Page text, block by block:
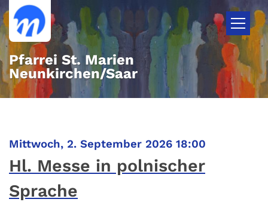
Zum Inhalt springen
Pfarrei St. Marien
Neunkirchen/Saar
Mittwoch, 2. September 2026 18:00
Hl. Messe in polnischer
Sprache